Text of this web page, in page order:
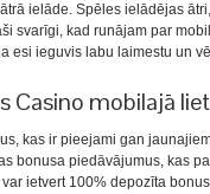
ielāde. Spēles ielādējas
svarīgi, kad runājam par
esi ieguvis labu laimestu un
Casino mobilajā
kas ir pieejami gan
bonusa piedāvājumus, kas
ietvert 100% depozīta